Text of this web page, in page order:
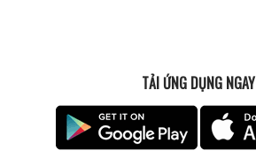
TẢI ỨNG DỤNG NGAY